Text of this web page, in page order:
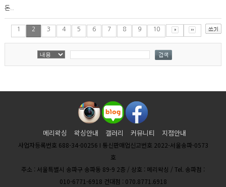
돈..
1 2 3 4 5 6 7 8 9 10
메리왁싱 왁싱안내 갤러리 커뮤니티 지점안내
사업자등록번호 688-34-00256 I 통신판매업신고번호 2022-서울송파-0573
호
주소 : 서울특별시 송파구 송파동 89-9 2층 / 상호 : 메리왁싱 / Tel. 송파점 :
010-6771-6918 건대점 : 070.8771.6918